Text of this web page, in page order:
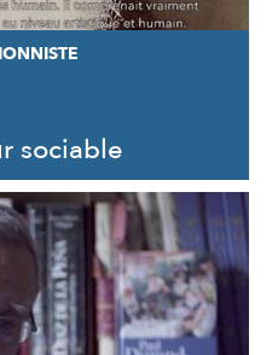
sociable